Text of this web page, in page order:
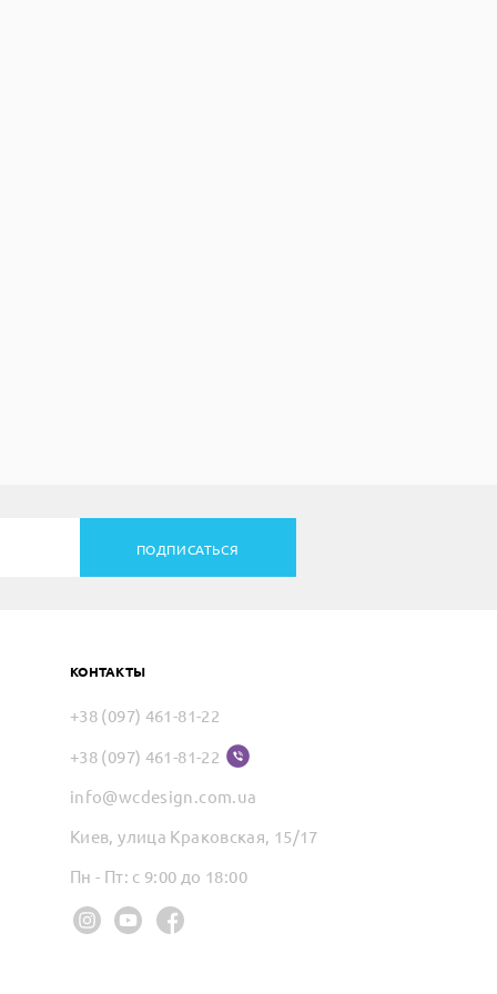
ПОДПИСАТЬСЯ
КОНТАКТЫ
+38 (097) 461-81-22
+38 (097) 461-81-22
info@wcdesign.com.ua
Киев, улица Краковская, 15/17
Пн - Пт: с 9:00 до 18:00